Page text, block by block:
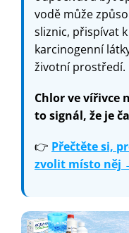
vodě může
sliznic, přispívat
karcinogenní
životní prostředí.
Chlor ve vířivce
to signál, že je
👉 Přečtěte si,
zvolit místo něj